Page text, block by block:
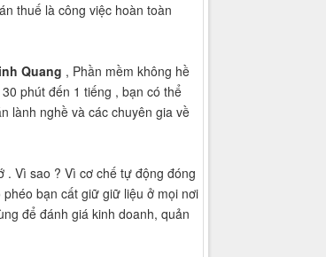
thuế là công việc hoàn toàn
Quang , Phần mềm không hề
phút đến 1 tiếng , bạn có thể
lành nghề và các chuyên gia về
. Vì sao ? Vì cơ chế tự động đóng
bạn cất giữ giữ liệu ở mọi nơi
để đánh giá kinh doanh, quản